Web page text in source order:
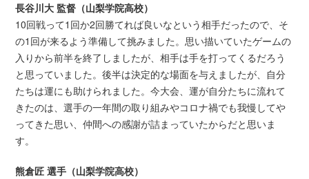
長谷川大 監督（山梨学院高校）
10回戦って1回か2回勝てれば良いなという相手だったので、そ
の1回が来るよう準備して挑みました。思い描いていたゲームの
入りから前半を終了しましたが、相手は手を打ってくるだろう
と思っていました。後半は決定的な場面を与えましたが、自分
たちは運にも助けられました。今大会、運が自分たちに流れて
きたのは、選手の一年間の取り組みやコロナ禍でも我慢してや
ってきた思い、仲間への感謝が詰まっていたからだと思いま
す。
熊倉匠 選手（山梨学院高校）